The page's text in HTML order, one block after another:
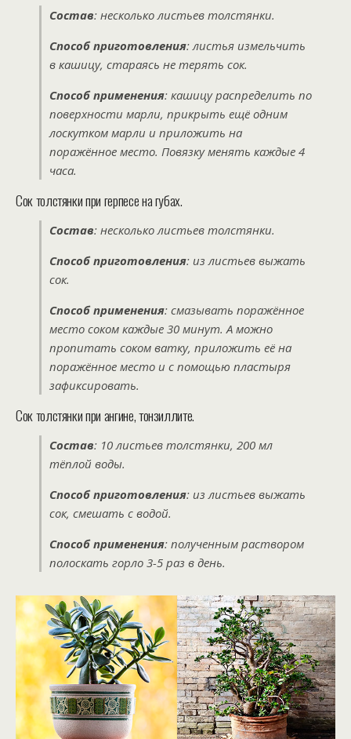
Состав: несколько листьев толстянки.
Способ приготовления: листья измельчить
в кашицу, стараясь не терять сок.
Способ применения: кашицу распределить по
поверхности марли, прикрыть ещё одним
лоскутком марли и приложить на
поражённое место. Повязку менять каждые 4
часа.
Сок толстянки при герпесе на губах.
Состав: несколько листьев толстянки.
Способ приготовления: из листьев выжать
сок.
Способ применения: смазывать поражённое
место соком каждые 30 минут. А можно
пропитать соком ватку, приложить её на
поражённое место и с помощью пластыря
зафиксировать.
Сок толстянки при ангине, тонзиллите.
Состав: 10 листьев толстянки, 200 мл
тёплой воды.
Способ приготовления: из листьев выжать
сок, смешать с водой.
Способ применения: полученным раствором
полоскать горло 3-5 раз в день.